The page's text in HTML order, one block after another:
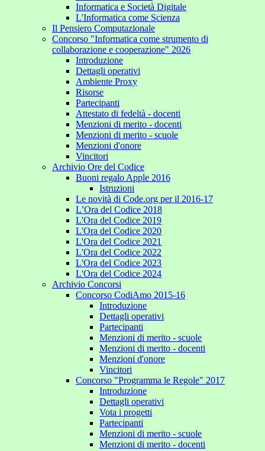
Informatica e Società Digitale
L'Informatica come Scienza
Il Pensiero Computazionale
Concorso "Informatica come strumento di
collaborazione e cooperazione" 2026
Introduzione
Dettagli operativi
Ambiente Proxy
Risorse
Partecipanti
Attestato di fedeltà - docenti
Menzioni di merito - docenti
Menzioni di merito - scuole
Menzioni d'onore
Vincitori
Archivio Ore del Codice
Buoni regalo Apple 2016
Istruzioni
Le novità di Code.org per il 2016-17
L’Ora del Codice 2018
L'Ora del Codice 2019
L'Ora del Codice 2020
L'Ora del Codice 2021
L'Ora del Codice 2022
L'Ora del Codice 2023
L'Ora del Codice 2024
Archivio Concorsi
Concorso CodiAmo 2015-16
Introduzione
Dettagli operativi
Partecipanti
Menzioni di merito - scuole
Menzioni di merito - docenti
Menzioni d'onore
Vincitori
Concorso "Programma le Regole" 2017
Introduzione
Dettagli operativi
Vota i progetti
Partecipanti
Menzioni di merito - scuole
Menzioni di merito - docenti